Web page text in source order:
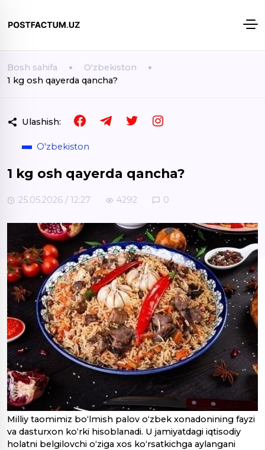
Bosh sahifa
O'zbekiston
1 kg osh qayerda qancha?
Ulashish:
O'zbekiston
1 kg osh qayerda qancha?
25.05.2026 / 12:27 4292 0
Milliy taomimiz bo‘lmish palov o‘zbek xonadonining fayzi
va dasturxon ko‘rki hisoblanadi. U jamiyatdagi iqtisodiy
holatni belgilovchi o‘ziga xos ko‘rsatkichga aylangani